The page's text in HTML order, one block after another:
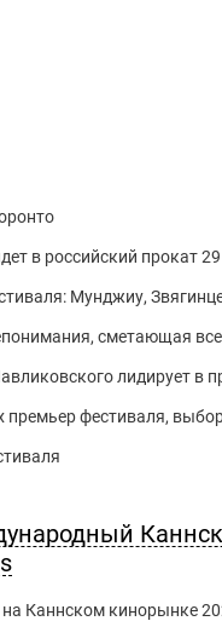
в российский прокат
Мунджиу,
сметающая все
лидирует в
фестиваля,
на Каннском кинорынке